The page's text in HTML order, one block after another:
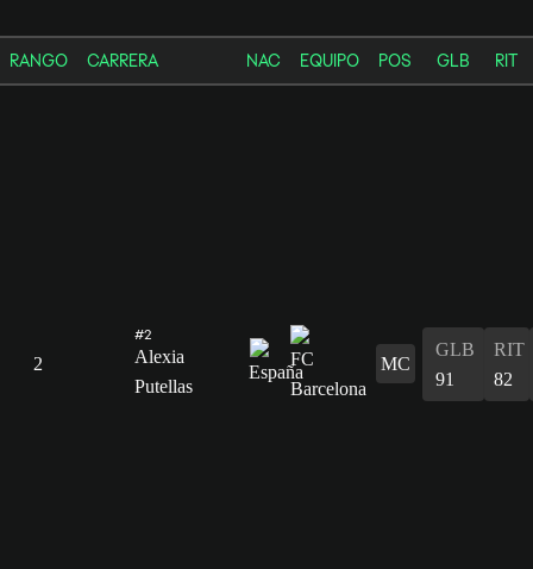
RANGO CARRERA NAC EQUIPO POS GLB RIT
2
#2
Alexia
Putellas
MC
GLB
91
RIT
82